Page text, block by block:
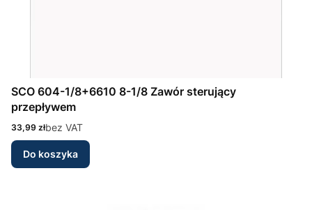
SCO 604-1/8+6610 8-1/8 Zawór sterujący
przepływem
Cena
33,99 złbez VAT
Do koszyka